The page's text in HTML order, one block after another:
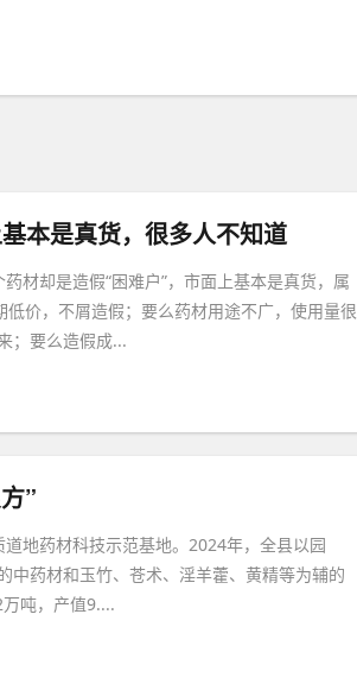
本是真货，很多人不知道
材却是造假“困难户”，市面上基本是真货，属
价，不屑造假；要么药材用途不广，使用量很
；要么造假成...
”
地药材科技示范基地。2024年，全县以园
中药材和玉竹、苍术、淫羊藿、黄精等为辅的
吨，产值9....